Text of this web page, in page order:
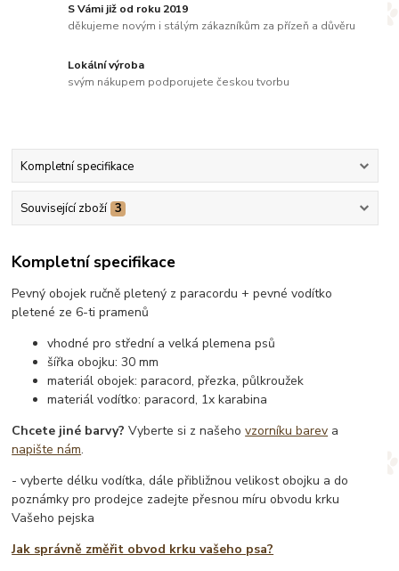
S Vámi již od roku 2019
děkujeme novým i stálým zákazníkům za přízeň a důvěru
Lokální výroba
svým nákupem podporujete českou tvorbu
Kompletní specifikace
Související zboží 3
Kompletní specifikace
Pevný obojek ručně pletený z paracordu + pevné vodítko
pletené ze 6-ti pramenů
vhodné pro střední a velká plemena psů
šířka obojku: 30 mm
materiál obojek: paracord, přezka, půlkroužek
materiál vodítko: paracord, 1x karabina
Chcete jiné barvy? Vyberte si z našehovzorníku barev a
napište nám.
- vyberte délku vodítka, dále přibližnou velikost obojku a do
poznámky pro prodejce zadejte přesnou míru obvodu krku
Vašeho pejska
Jak správně změřit obvod krku vašeho psa?